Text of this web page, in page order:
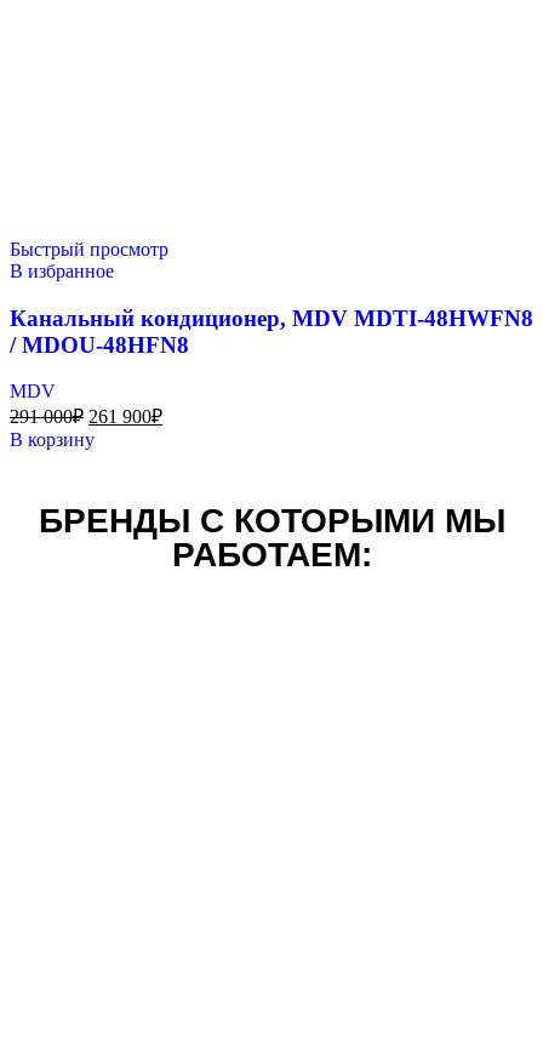
Быстрый просмотр
В избранное
Канальный кондиционер, MDV MDTI-48HWFN8
/ MDOU-48HFN8
MDV
291 000₽ 261 900₽
В корзину
БРЕНДЫ С КОТОРЫМИ МЫ
РАБОТАЕМ: